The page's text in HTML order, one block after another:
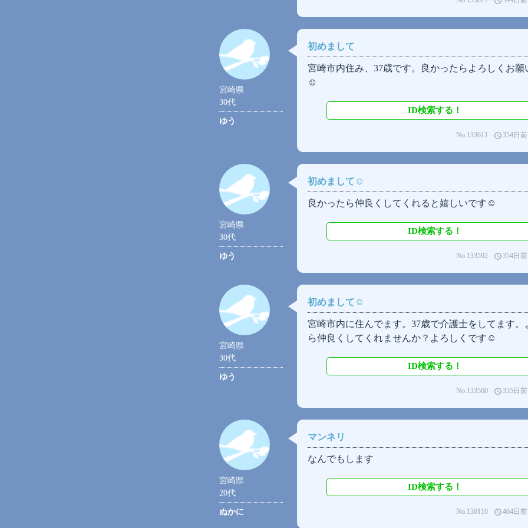
宮崎県
30代
ゆう
初めまして
宮崎市内住み、37歳です。良かったらよろしくお願
☺️
ID検索する！
access_time354日前
No.133611
宮崎県
30代
ゆう
初めまして☺️
良かったら仲良くしてくれると嬉しいです☺️
ID検索する！
access_time354日前
No.133592
宮崎県
30代
ゆう
初めまして☺️
宮崎市内に住んでます。37歳で介護士をしてます。
ら仲良くしてくれませんか？よろしくです☺️
ID検索する！
access_time355日前
No.133560
宮崎県
20代
ぬかに
マンネリ
なんでもします
ID検索する！
access_time464日前
No.130110